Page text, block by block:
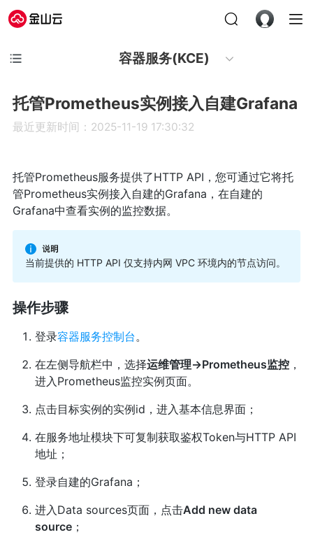
容器服务(KCE)
托管Prometheus实例接入自建Grafana
最近更新时间：2025-11-19 17:30:32
托管Prometheus服务提供了HTTP API，您可通过它将托
管Prometheus实例接入自建的Grafana，在自建的
Grafana中查看实例的监控数据。
当前提供的 HTTP API 仅支持内网 VPC 环境内的节点访问。
操作步骤
登录容器服务控制台。
在左侧导航栏中，选择运维管理->Prometheus监控，
进入Prometheus监控实例页面。
点击目标实例的实例id，进入基本信息界面；
在服务地址模块下可复制获取鉴权Token与HTTP API
地址；
登录自建的Grafana；
进入Data sources页面，点击Add new data
source；